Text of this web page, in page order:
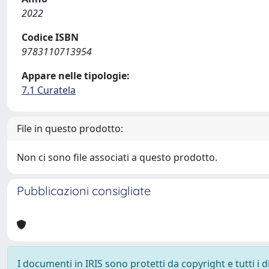
2022
Codice ISBN
9783110713954
Appare nelle tipologie:
7.1 Curatela
File in questo prodotto:
Non ci sono file associati a questo prodotto.
Pubblicazioni consigliate
I documenti in IRIS sono protetti da copyright e tutti i